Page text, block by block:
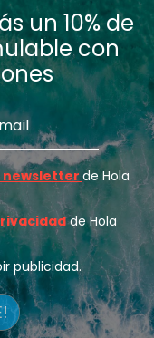
un 10% de
con
newsletter de Hola
de Hola
publicidad.